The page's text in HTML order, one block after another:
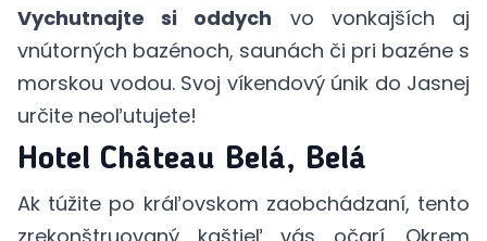
Vychutnajte si oddych vo vonkajších aj
vnútorných bazénoch, saunách či pri bazéne s
morskou vodou. Svoj víkendový únik do Jasnej
určite neoľutujete!
Hotel Château Belá, Belá
Ak túžite po kráľovskom zaobchádzaní, tento